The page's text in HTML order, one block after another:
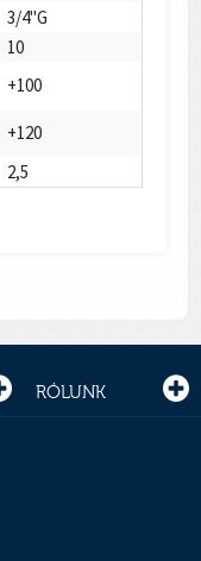
3/4"G
10
+100
+120
2,5
RÓLUNK